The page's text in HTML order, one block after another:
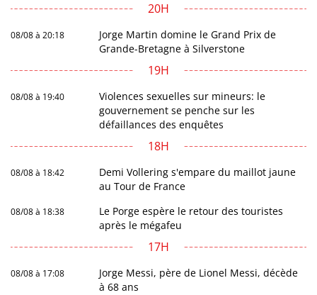
20H
08/08 à 20:18
Jorge Martin domine le Grand Prix de
Grande-Bretagne à Silverstone
19H
08/08 à 19:40
Violences sexuelles sur mineurs: le
gouvernement se penche sur les
défaillances des enquêtes
18H
08/08 à 18:42
Demi Vollering s'empare du maillot jaune
au Tour de France
08/08 à 18:38
Le Porge espère le retour des touristes
après le mégafeu
17H
08/08 à 17:08
Jorge Messi, père de Lionel Messi, décède
à 68 ans